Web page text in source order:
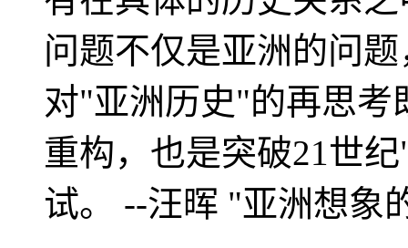
问题不仅是亚洲的问
对"亚洲历史"的再思考
重构，也是突破21世
试。 --汪晖 "亚洲想象